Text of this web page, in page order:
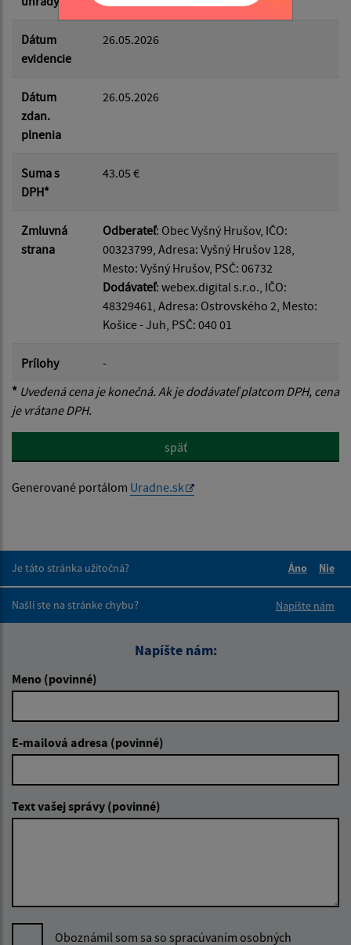
Dátum
evidencie
26.05.2026
Dátum
zdan.
plnenia
26.05.2026
Suma s
DPH*
43.05 €
Zmluvná
strana
Odberateľ: Obec Vyšný Hrušov, IČO:
00323799, Adresa: Vyšný Hrušov 128,
Mesto: Vyšný Hrušov, PSČ: 06732
Dodávateľ: webex.digital s.r.o., IČO:
48329461, Adresa: Ostrovského 2, Mesto:
Košice - Juh, PSČ: 040 01
Prílohy
-
* Uvedená cena je konečná. Ak je dodávateľ platcom DPH, cena
je vrátane DPH.
späť
Generované portálom Uradne.sk
Je táto stránka užitočná?
Áno
Nie
Našli ste na stránke chybu?
Napíšte nám
Napíšte nám:
Meno (povinné)
E-mailová adresa (povinné)
Text vašej správy (povinné)
Oboznámil som sa so spracúvaním osobných